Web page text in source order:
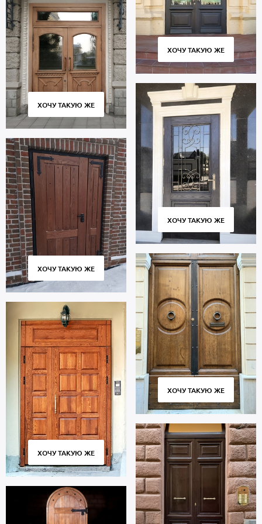
ХОЧУ ТАКУЮ ЖЕ
ХОЧУ ТАКУЮ ЖЕ
ХОЧУ ТАКУЮ ЖЕ
ХОЧУ ТАКУЮ ЖЕ
ХОЧУ ТАКУЮ ЖЕ
ХОЧУ ТАКУЮ ЖЕ